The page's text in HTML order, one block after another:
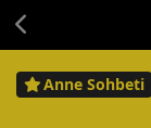
Anne Sohbeti